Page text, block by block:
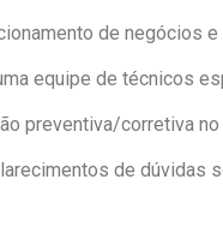
de negócios
equipe de técnicos
preventiva/corretiva
de dúvidas